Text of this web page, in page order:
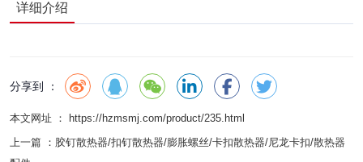
详细介绍
分享到 ：
本文网址 ： https://hzmsmj.com/product/235.html
上一篇 ： 胶钉散热器/扣钉散热器/膨胀螺丝/卡扣散热器/尼龙卡扣/散热器